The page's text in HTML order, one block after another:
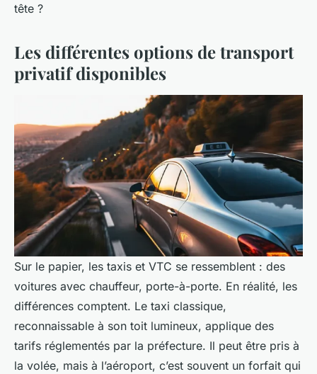
tête ?
Les différentes options de transport
privatif disponibles
Sur le papier, les taxis et VTC se ressemblent : des
voitures avec chauffeur, porte-à-porte. En réalité, les
différences comptent. Le taxi classique,
reconnaissable à son toit lumineux, applique des
tarifs réglementés par la préfecture. Il peut être pris à
la volée, mais à l’aéroport, c’est souvent un forfait qui